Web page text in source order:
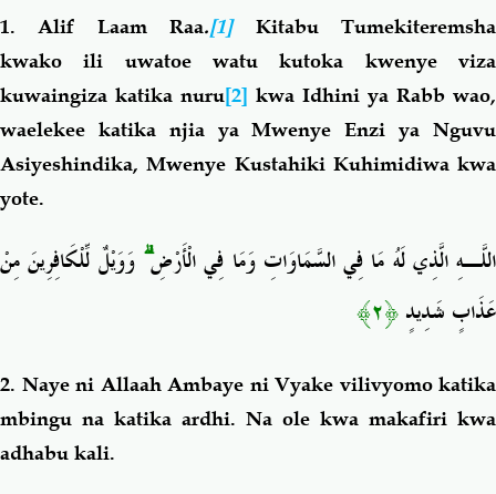
Mapishi
1. Alif Laam Raa.[1]Kitabu Tumekiteremsha
kwako ili uwatoe watu kutoka kwenye viza
kuwaingiza katika nuru[2] kwa Idhini ya Rabb wao,
waelekee katika njia yaMwenye Enzi ya Nguvu
Asiyeshindika, Mwenye Kustahiki Kuhimidiwa kwa
yote.
اللَّـهِ الَّذِي لَهُ مَا فِي السَّمَاوَاتِ وَمَا فِي الْأَرْضِۗ وَوَيْلٌ لِّلْكَافِرِينَ مِنْ
عَذَابٍ شَدِيدٍ﴿٢﴾
2. Naye ni Allaah Ambaye ni Vyake vilivyomo katika
mbingu na katika ardhi. Na ole kwa makafiri kwa
adhabu kali.